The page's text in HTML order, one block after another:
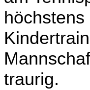
traurig.